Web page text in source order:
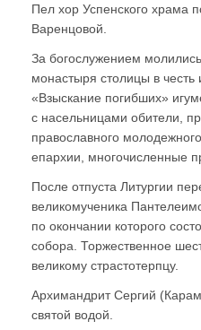
Пел хор Успенского храма
Варенцовой.
За богослужением
монастыря столицы в
«Взыскание погибших»
с насельницами обители,
православного
епархии, многочисленные
После отпуста Литургии
великомученика
по окончании которого
собора. Торжественное
великому страстотерпцу.
Архимандрит Сергий
святой водой.